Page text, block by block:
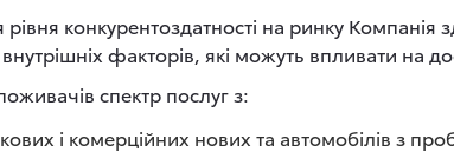
конкурентоздатності на ринку
факторів, які можуть впливати на
спектр послуг з:
і комерційних нових та автомобілів з